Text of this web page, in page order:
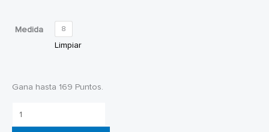
Medida 8
Limpiar
Gana hasta 169 Puntos.
Tabla
de